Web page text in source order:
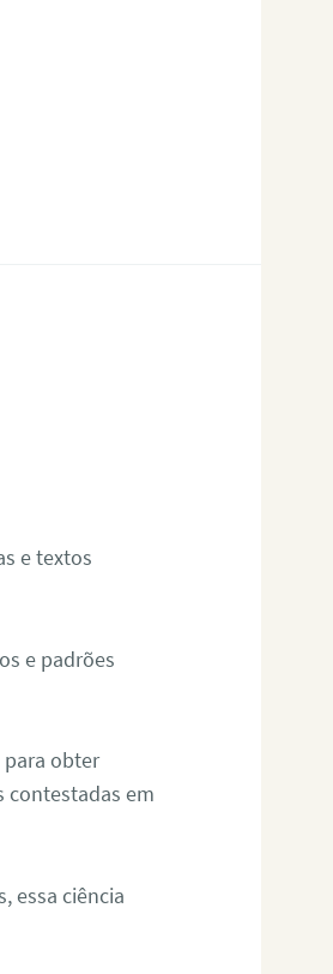
e textos
e padrões
para obter
contestadas em
essa ciência